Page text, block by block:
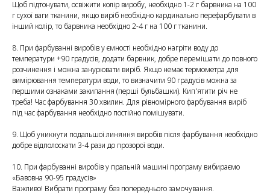
Щоб підтонувати, освіжити колір виробу, необхідно 1-2 г барвника на 100
г сухої ваги тканини, якщо виріб необхідно кардинально перефарбувати в
інший колір, то барвника необхідно 2-4 г на 100 г тканини.
8. При фарбуванні виробів у ємності необхідно нагріти воду до
температури +90 градусів, додати барвник, добре перемішати до повного
розчинення і можна занурювати виріб. Якщо немає термометра для
вимірювання температури води, то визначити 90 градусів можна за
першими ознаками закипання (перші бульбашки). Кип'ятити річ не
треба! Час фарбування 30 хвилин. Для рівномірного фарбування виріб
під час фарбування необхідно постійно помішувати.
9. Щоб уникнути подальшої линяння виробів після фарбування необхідно
добре відполоскати 3-4 рази до прозорої води.
10. При фарбуванні виробів у пральній машині програму вибираємо
«Бавовна 90-95 градусів»
Важливо! Вибрати програму без попереднього замочування.